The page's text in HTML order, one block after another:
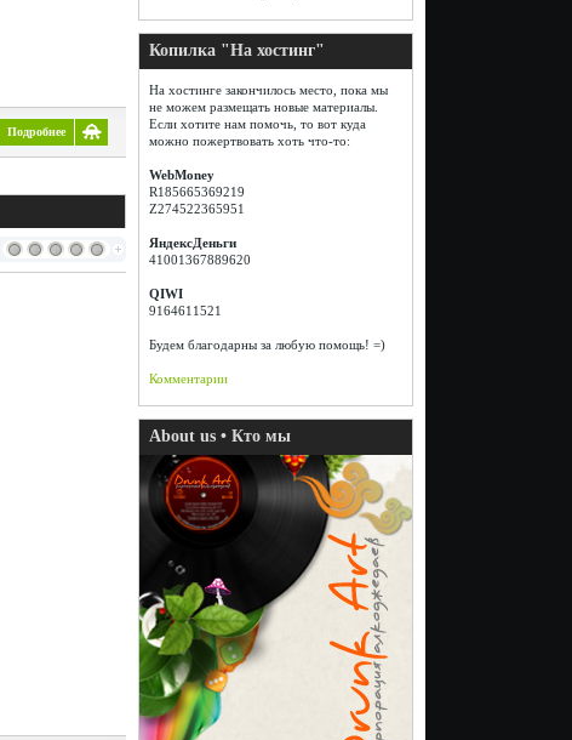
Подробнее
Копилка "На хостинг"
На хостинге закончилось место, пока мы
не можем размещать новые материалы.
Если хотите нам помочь, то вот куда
можно пожертвовать хоть что-то:
WebMoney
R185665369219
Z274522365951
ЯндексДеньги
41001367889620
QIWI
9164611521
Будем благодарны за любую помощь! =)
Комментарии
About us • Кто мы